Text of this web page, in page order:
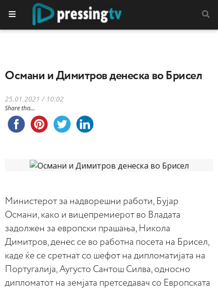
Османи и Димитров денеска во Брисел
25.01.2021 / 10:02
Share this...
Министерот за надворешни работи, Бујар
Османи, како и вицепремиерот во Владата
задолжен за европски прашања, Никола
Димитров, денес се во работна посета на Брисел,
каде ќе се сретнат со шефот на дипломатијата на
Португалија, Аугусто Сантош Силва, односно
дипломатот на земјата претседавач со Европската